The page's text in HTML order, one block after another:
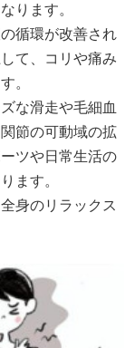
ります。
循環が改善され
て、コリや痛み
。
な滑走や毛細血
節の可動域の拡
ツや日常生活の
ます。
身のリラックス